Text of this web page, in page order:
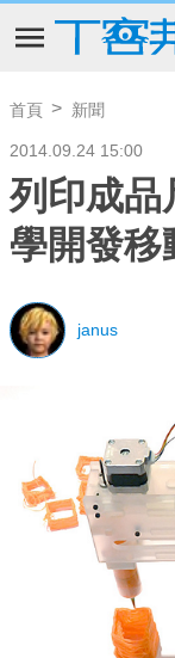
首頁 新聞
2014.09.24 15:00
列印成品
學開發移
janus